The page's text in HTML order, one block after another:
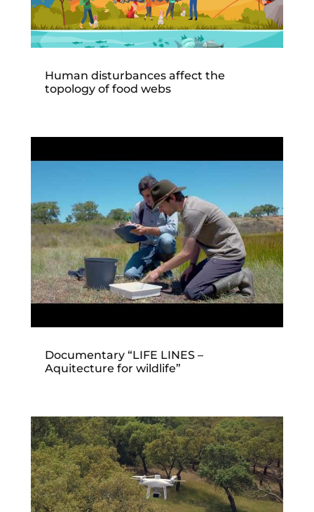
Human disturbances affect the
topology of food webs
Documentary “LIFE LINES –
Aquitecture for wildlife”